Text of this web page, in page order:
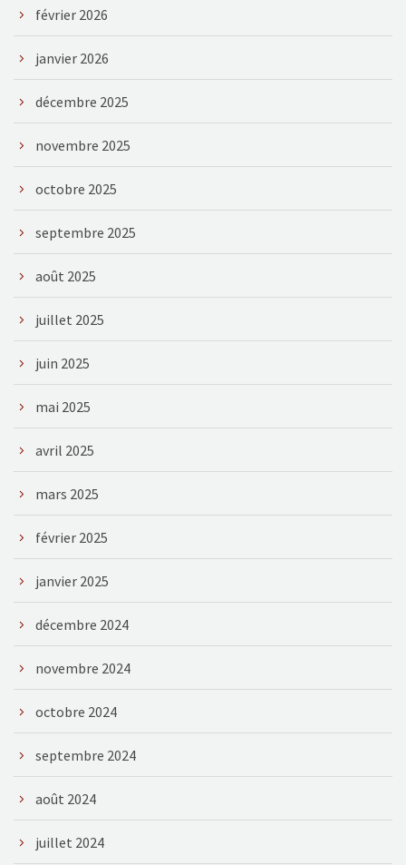
février 2026
janvier 2026
décembre 2025
novembre 2025
octobre 2025
septembre 2025
août 2025
juillet 2025
juin 2025
mai 2025
avril 2025
mars 2025
février 2025
janvier 2025
décembre 2024
novembre 2024
octobre 2024
septembre 2024
août 2024
juillet 2024